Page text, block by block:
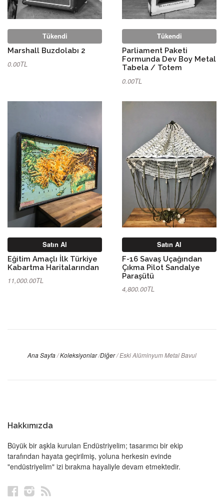
Tükendi
Marshall Buzdolabı 2
0.00TL
Tükendi
Parliament Paketi
Formunda Dev Boy Metal
Tabela / Totem
0.00TL
Satın Al
Eğitim Amaçlı İlk Türkiye
Kabartma Haritalarından
11,000.00TL
Satın Al
F-16 Savaş Uçağından
Çıkma Pilot Sandalye
Paraşütü
4,800.00TL
Ana Sayfa/Koleksiyonlar/Diğer/Eski Alüminyum Metal Bavul
Hakkımızda
Büyük bir aşkla kurulan Endüstriyelim; tasarımcı bir ekip
tarafından hayata geçirilmiş, yoluna herkesin evinde
"endüstriyelim" izi bırakma hayaliyle devam etmektedir.
FacebookInstagram